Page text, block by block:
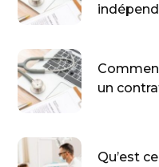
un
Qu’est